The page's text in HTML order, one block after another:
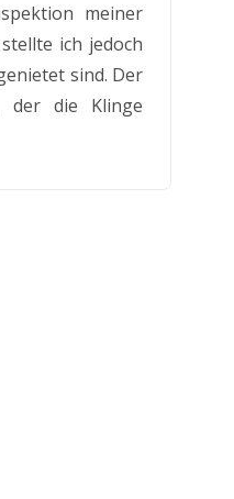
meiner
ich jedoch
sind. Der
der die Klinge